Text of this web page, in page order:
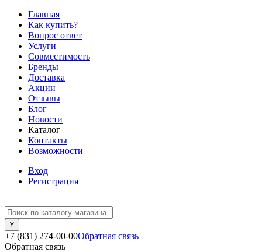
Главная
Как купить?
Вопрос ответ
Услуги
Совместимость
Бренды
Доставка
Акции
Отзывы
Блог
Новости
Каталог
Контакты
Возможности
Вход
Регистрация
+7 (831) 274-00-00Обратная связь
Обратная связь